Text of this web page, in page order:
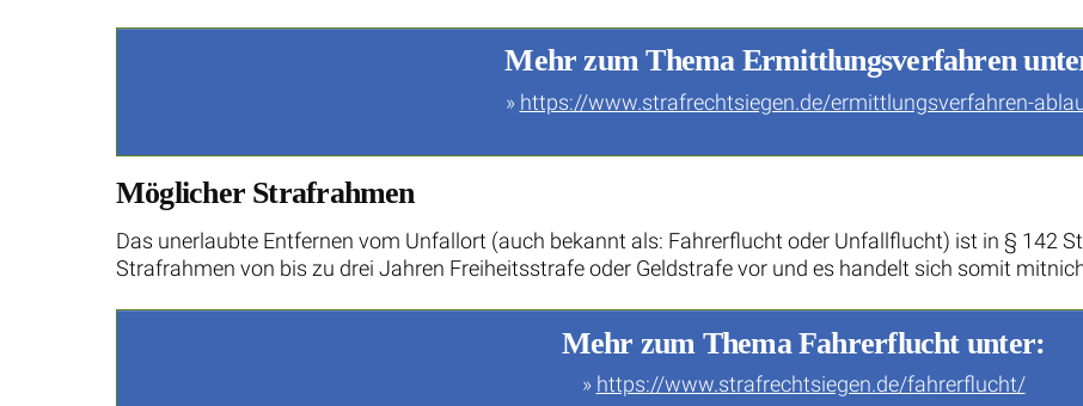
Mehr zum Thema Ermittlungsverfahren
» https://www.strafrechtsiegen.de/ermittlungsverfahren-
Möglicher Strafrahmen
Das unerlaubte Entfernen vom Unfallort (auch bekannt als: Fahrerflucht oder Unfallflucht) ist in § 142
Strafrahmen von bis zu drei Jahren Freiheitsstrafe oder Geldstrafe vor und es handelt sich somit
Mehr zum Thema Fahrerflucht unter:
» https://www.strafrechtsiegen.de/fahrerflucht/